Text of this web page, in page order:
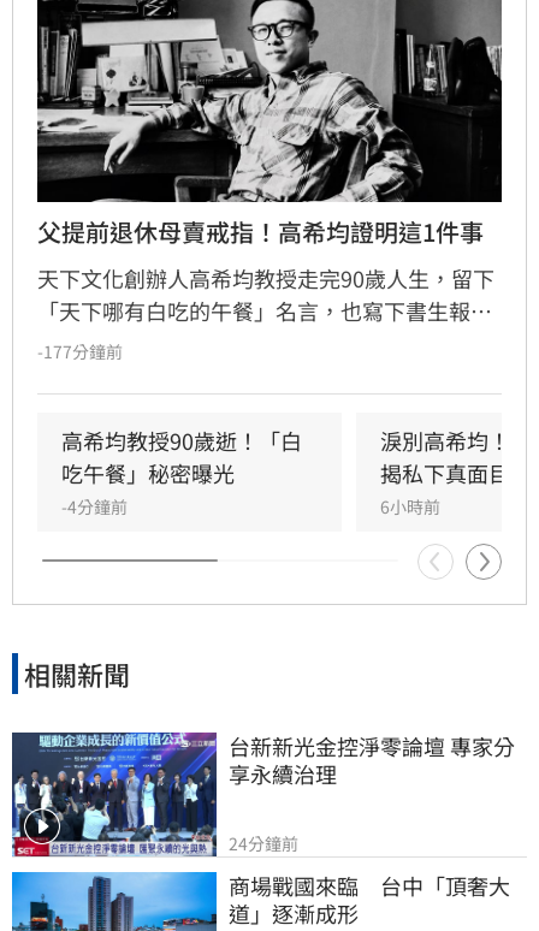
父提前退休母賣戒指！高希均證明這1件事
天下文化創辦人高希均教授走完90歲人生，留下
「天下哪有白吃的午餐」名言，也寫下書生報國
傳奇。13歲躲戰亂來台，一家七口擠在南港三坪
票」留學，改變一生。
-177分鐘前
高希均教授90歲逝！「白
吃午餐」秘密曝光
-4分鐘前
淚別高希均！
揭私下真面目
6小時前
相關新聞
台新新光金控淨零論壇 專家分
享永續治理
24分鐘前
商場戰國來臨　台中「頂奢大
道」逐漸成形